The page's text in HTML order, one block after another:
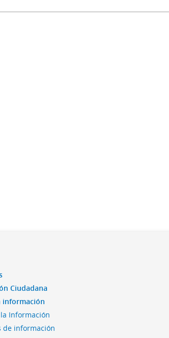
Ciudadana
información
Información
de información